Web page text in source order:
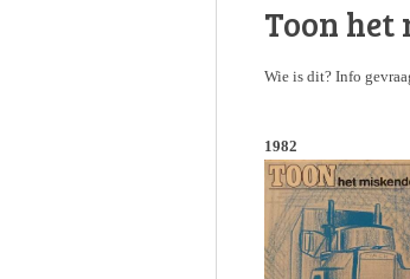
Toon het
Wie is dit? Info
1982